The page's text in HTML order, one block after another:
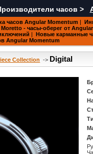
часов >
часов Angular Momentum |
Moretto - часы-оберег от
| Новые карманные
Angular Momentum
Collection -> Digital